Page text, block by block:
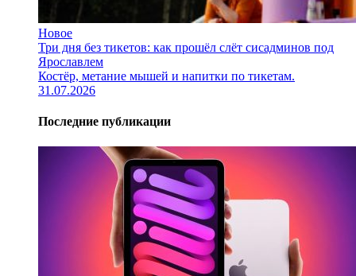
Новое
Три дня без тикетов: как прошёл слёт сисадминов под
Ярославлем
Костёр, метание мышей и напитки по тикетам.
31.07.2026
Последние публикации